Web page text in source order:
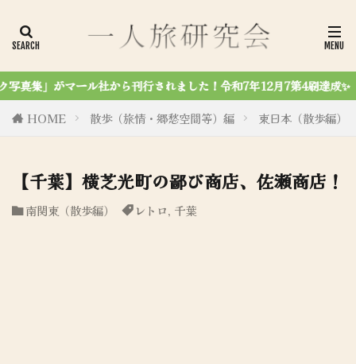
ら刊行されました！令和7年12月7第4刷達成✨
HOME
散歩（旅情・郷愁空間等）編 東日本（散歩編）
【千葉】横芝光町の鄙び商店、佐瀬商店！
南関東（散歩編） レトロ, 千葉